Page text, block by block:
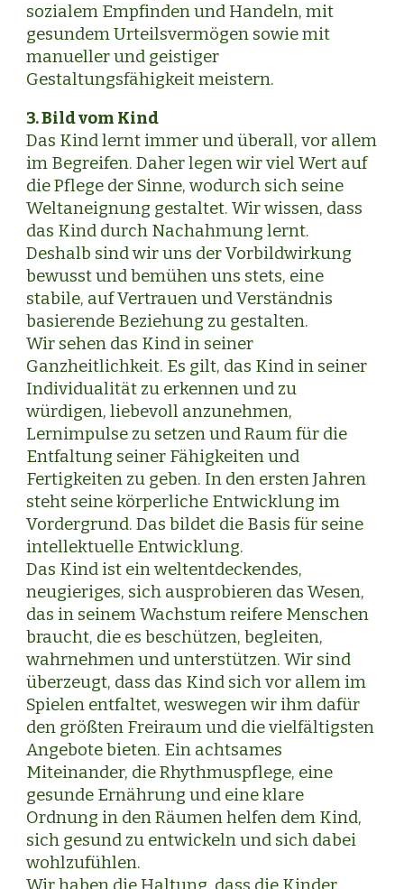
sozialem Empfinden und Handeln, mit
gesundem Urteilsvermögen sowie mit
manueller und geistiger
Gestaltungsfähigkeit meistern.
3. Bild vom Kind
Das Kind lernt immer und überall, vor allem
im Begreifen. Daher legen wir viel Wert auf
die Pflege der Sinne, wodurch sich seine
Weltaneignung gestaltet. Wir wissen, dass
das Kind durch Nachahmung lernt.
Deshalb sind wir uns der Vorbildwirkung
bewusst und bemühen uns stets, eine
stabile, auf Vertrauen und Verständnis
basierende Beziehung zu gestalten.
Wir sehen das Kind in seiner
Ganzheitlichkeit. Es gilt, das Kind in seiner
Individualität zu erkennen und zu
würdigen, liebevoll anzunehmen,
Lernimpulse zu setzen und Raum für die
Entfaltung seiner Fähigkeiten und
Fertigkeiten zu geben. In den ersten Jahren
steht seine körperliche Entwicklung im
Vordergrund. Das bildet die Basis für seine
intellektuelle Entwicklung.
Das Kind ist ein weltentdeckendes,
neugieriges, sich ausprobieren das Wesen,
das in seinem Wachstum reifere Menschen
braucht, die es beschützen, begleiten,
wahrnehmen und unterstützen. Wir sind
überzeugt, dass das Kind sich vor allem im
Spielen entfaltet, weswegen wir ihm dafür
den größten Freiraum und die vielfältigsten
Angebote bieten. Ein achtsames
Miteinander, die Rhythmuspflege, eine
gesunde Ernährung und eine klare
Ordnung in den Räumen helfen dem Kind,
sich gesund zu entwickeln und sich dabei
wohlzufühlen.